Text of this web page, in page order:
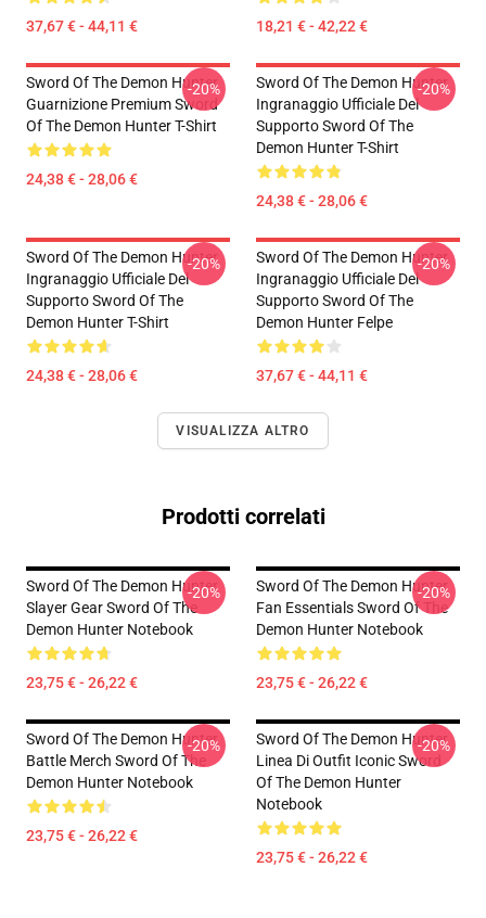
37,67 € - 44,11 € 18,21 € - 42,22 €
Sword Of The Demon Hunter
Guarnizione Premium Sword
Of The Demon Hunter T-Shirt
24,38 € - 28,06 €
-20%
Sword Of The Demon Hunter
Ingranaggio Ufficiale Del
Supporto Sword Of The
Demon Hunter T-Shirt
24,38 € - 28,06 €
-20%
Sword Of The Demon Hunter
Ingranaggio Ufficiale Del
Supporto Sword Of The
Demon Hunter T-Shirt
24,38 € - 28,06 €
-20%
Sword Of The Demon Hunter
Ingranaggio Ufficiale Del
Supporto Sword Of The
Demon Hunter Felpe
37,67 € - 44,11 €
-20%
VISUALIZZA ALTRO
Prodotti correlati
Sword Of The Demon Hunter
Slayer Gear Sword Of The
Demon Hunter Notebook
23,75 € - 26,22 €
-20%
Sword Of The Demon Hunter
Fan Essentials Sword Of The
Demon Hunter Notebook
23,75 € - 26,22 €
-20%
Sword Of The Demon Hunter
Battle Merch Sword Of The
Demon Hunter Notebook
23,75 € - 26,22 €
-20%
Sword Of The Demon Hunter
Linea Di Outfit Iconic Sword
Of The Demon Hunter
Notebook
23,75 € - 26,22 €
-20%